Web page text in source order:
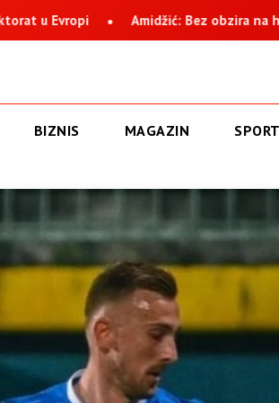
i nervozu, Suljagić i institucija na čijem
BIZNIS MAGAZIN SPORT